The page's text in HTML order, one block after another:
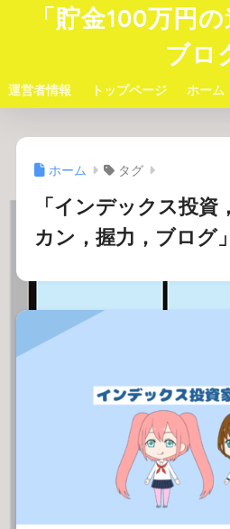
「貯金100万円
ブロ
運営者情報 トップページ ホーム
ホーム タグ
「インデックス投資
カン，握力，ブログ